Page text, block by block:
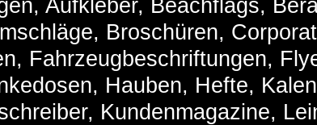
Aufkleber, Beachflags,
Broschüren,
Fahrzeugbeschriftungen,
Hauben, Hefte,
Kundenmagazine,